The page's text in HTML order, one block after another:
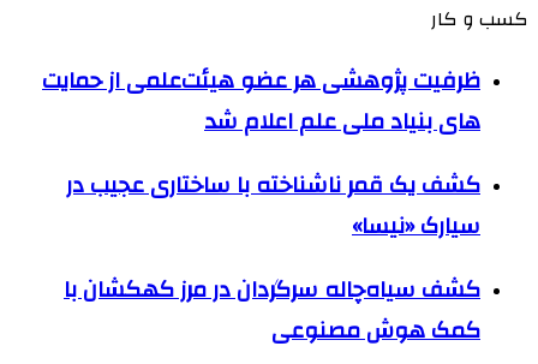
کسب و کار
ظرفیت پژوهشی هر عضو هیئت‌علمی از حمایت
های بنیاد ملی علم اعلام شد
کشف یک قمر ناشناخته با ساختاری عجیب در
سیارک «نیسا»
کشف سیاه‌چاله سرگردان در مرز کهکشان با
کمک هوش مصنوعی